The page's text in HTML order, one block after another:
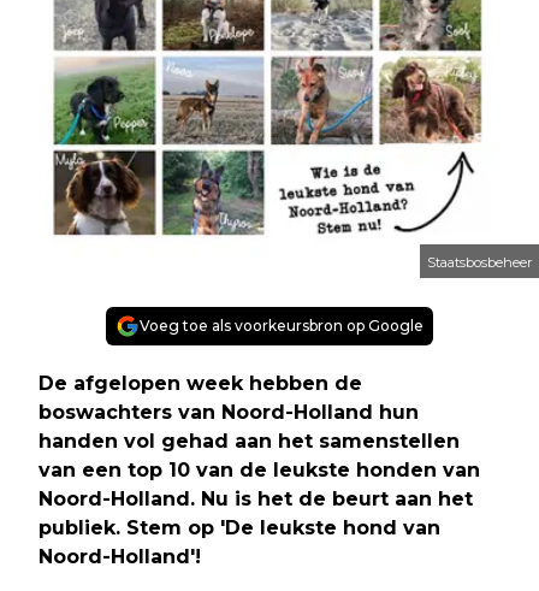
Staatsbosbeheer
Voeg toe als voorkeursbron op Google
De afgelopen week hebben de
boswachters van Noord-Holland hun
handen vol gehad aan het samenstellen
van een top 10 van de leukste honden van
Noord-Holland. Nu is het de beurt aan het
publiek. Stem op 'De leukste hond van
Noord-Holland'!